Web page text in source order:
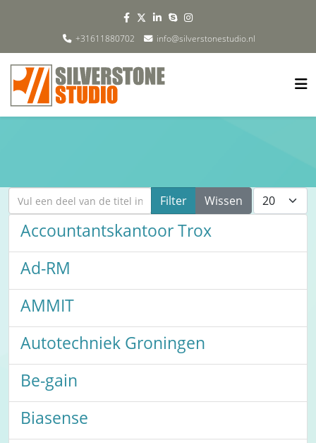
+31611880702 info@silverstonestudio.nl
Vul een deel van de titel in Filter Wissen Toon #
Accountantskantoor Trox
Ad-RM
AMMIT
Autotechniek Groningen
Be-gain
Biasense